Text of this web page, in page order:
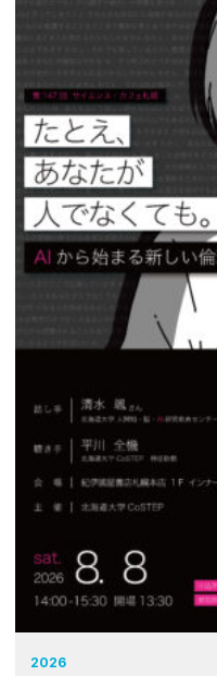
2026